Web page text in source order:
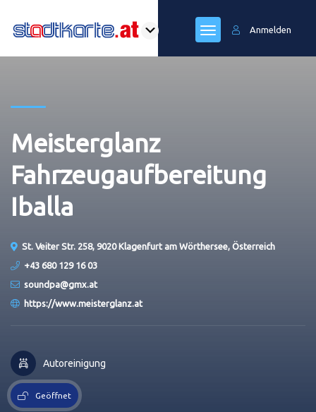
Anmelden
Meisterglanz
Fahrzeugaufbereitung
Iballa
St. Veiter Str. 258, 9020 Klagenfurt am Wörthersee, Österreich
+43 680 129 16 03
soundpa@gmx.at
https://www.meisterglanz.at
Autoreinigung
Geöffnet